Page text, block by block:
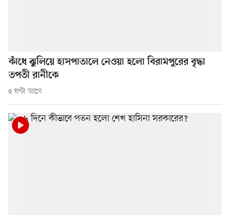
কাঁধে ঝুলিয়ে হাসপাতালে নেওয়া হলো বিরামপুরের বৃদ্ধা
তপতী রানীকে
৫ ঘণ্টা আগে